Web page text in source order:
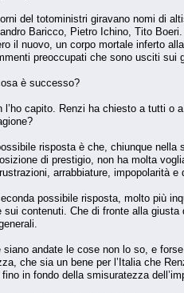
del totoministri giravano nomi di
Baricco, Pietro Ichino, Tito
il nuovo, un corpo mortale inferto
preoccupati che sono usciti sui
è successo?
l’ho capito. Renzi ha chiesto a tutti o
risposta è che, chiunque
di prestigio, non ha molta
arrabbiature, impopolarità e
possibile risposta, molto più
sui contenuti. Che di fronte alla
siano andate le cose non lo so, e
che sia un bene per l’Italia che
in fondo della smisuratezza